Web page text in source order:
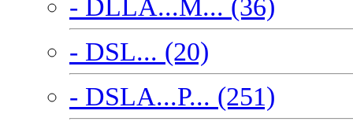
- DSL... (20)
- DSLA...P... (251)